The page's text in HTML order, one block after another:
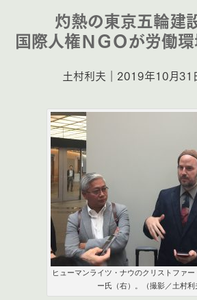
灼熱の東京五輪建
国際人権ＮＧＯが労働
土村利夫｜2019年10月31
ヒューマンライツ・ナウのクリストファー
ー氏（右）。（撮影／土村利